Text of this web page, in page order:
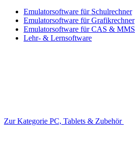
Emulatorsoftware für Schulrechner
Emulatorsoftware für Grafikrechner
Emulatorsoftware für CAS & MMS
Lehr- & Lernsoftware
Zur Kategorie PC, Tablets & Zubehör